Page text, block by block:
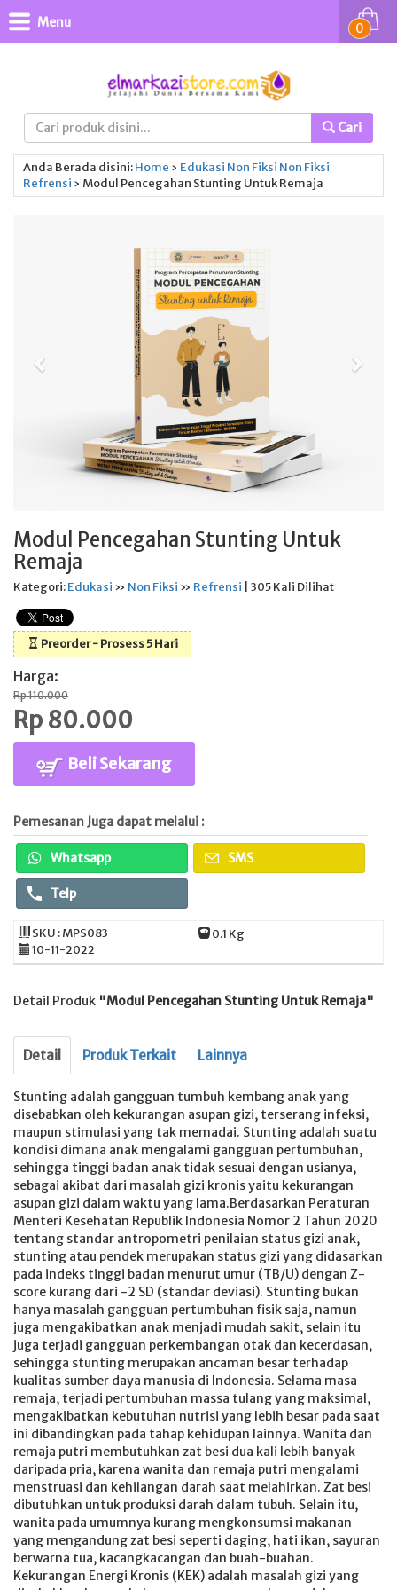
Cari
0
Menu
Anda Berada disini:Home › Edukasi Non Fiksi Non Fiksi
Refrensi › Modul Pencegahan Stunting Untuk Remaja
Modul Pencegahan Stunting Untuk
Remaja
Kategori:Edukasi » Non Fiksi » Refrensi | 305 Kali Dilihat
Preorder - Prosess 5 Hari
Harga:
Rp 110.000
Rp 80.000
Beli Sekarang
Pemesanan Juga dapat melalui :
Whatsapp SMS
Telp
SKU : MPS083
0.1 Kg
10-11-2022
Detail Produk "Modul Pencegahan Stunting Untuk Remaja"
Detail Produk Terkait Lainnya
Stunting adalah gangguan tumbuh kembang anak yang
disebabkan oleh kekurangan asupan gizi, terserang infeksi,
maupun stimulasi yang tak memadai. Stunting adalah suatu
kondisi dimana anak mengalami gangguan pertumbuhan,
sehingga tinggi badan anak tidak sesuai dengan usianya,
sebagai akibat dari masalah gizi kronis yaitu kekurangan
asupan gizi dalam waktu yang lama.Berdasarkan Peraturan
Menteri Kesehatan Republik Indonesia Nomor 2 Tahun 2020
tentang standar antropometri penilaian status gizi anak,
stunting atau pendek merupakan status gizi yang didasarkan
pada indeks tinggi badan menurut umur (TB/U) dengan Z-
score kurang dari -2 SD (standar deviasi). Stunting bukan
hanya masalah gangguan pertumbuhan fisik saja, namun
juga mengakibatkan anak menjadi mudah sakit, selain itu
juga terjadi gangguan perkembangan otak dan kecerdasan,
sehingga stunting merupakan ancaman besar terhadap
kualitas sumber daya manusia di Indonesia. Selama masa
remaja, terjadi pertumbuhan massa tulang yang maksimal,
mengakibatkan kebutuhan nutrisi yang lebih besar pada saat
ini dibandingkan pada tahap kehidupan lainnya. Wanita dan
remaja putri membutuhkan zat besi dua kali lebih banyak
daripada pria, karena wanita dan remaja putri mengalami
menstruasi dan kehilangan darah saat melahirkan. Zat besi
dibutuhkan untuk produksi darah dalam tubuh. Selain itu,
wanita pada umumnya kurang mengkonsumsi makanan
yang mengandung zat besi seperti daging, hati ikan, sayuran
berwarna tua, kacangkacangan dan buah-buahan.
Kekurangan Energi Kronis (KEK) adalah masalah gizi yang